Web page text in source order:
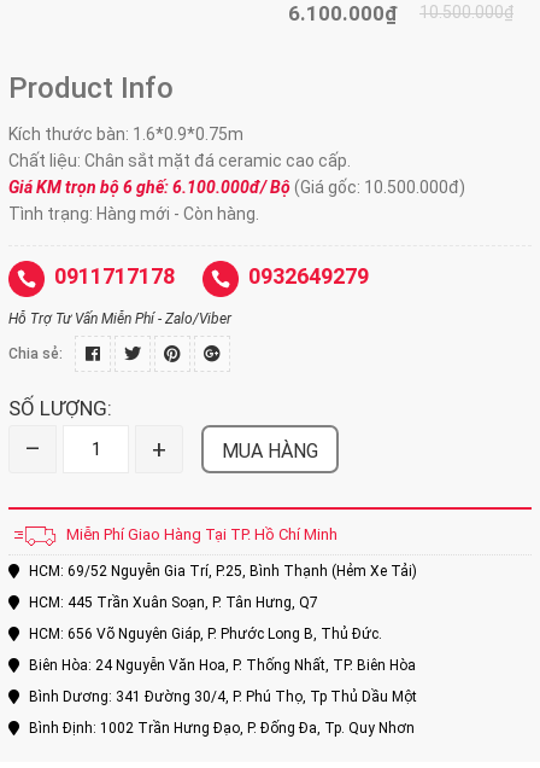
6.100.000₫ 10.500.000₫
Product Info
Kích thước bàn: 1.6*0.9*0.75m
Chất liệu: Chân sắt mặt đá ceramic cao cấp.
Giá KM trọn bộ 6 ghế: 6.100.000đ/ Bộ(Giá gốc: 10.500.000đ)
Tình trạng: Hàng mới - Còn hàng.
0911717178 0932649279
Hỗ Trợ Tư Vấn Miễn Phí - Zalo/Viber
Chia sẻ:
SỐ LƯỢNG:
– + MUA HÀNG
Miễn Phí Giao Hàng Tại TP. Hồ Chí Minh
HCM: 69/52 Nguyễn Gia Trí, P.25, Bình Thạnh (Hẻm Xe Tải)
HCM: 445 Trần Xuân Soạn, P. Tân Hưng, Q7
HCM: 656 Võ Nguyên Giáp, P. Phước Long B, Thủ Đức.
Biên Hòa: 24 Nguyễn Văn Hoa, P. Thống Nhất, TP. Biên Hòa
Bình Dương: 341 Đường 30/4, P. Phú Thọ, Tp Thủ Dầu Một
Bình Định: 1002 Trần Hưng Đạo, P. Đống Đa, Tp. Quy Nhơn